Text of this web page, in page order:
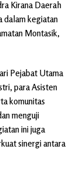
Kirana Daerah
dalam kegiatan
Montasik,
Pejabat Utama
para Asisten
komunitas
menguji
ini juga
sinergi antara